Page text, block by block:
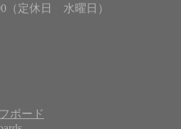
（定休日 水曜日）
ボード
SERVICE